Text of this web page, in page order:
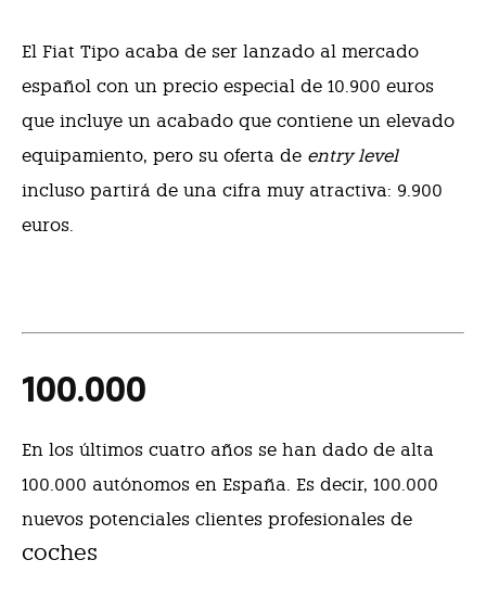
El Fiat Tipo acaba de ser lanzado al mercado
español con un precio especial de 10.900 euros
que incluye un acabado que contiene un elevado
equipamiento, pero su oferta de entry level
incluso partirá de una cifra muy atractiva: 9.900
euros.
100.000
En los últimos cuatro años se han dado de alta
100.000 autónomos en España. Es decir, 100.000
nuevos potenciales clientes profesionales de
coches